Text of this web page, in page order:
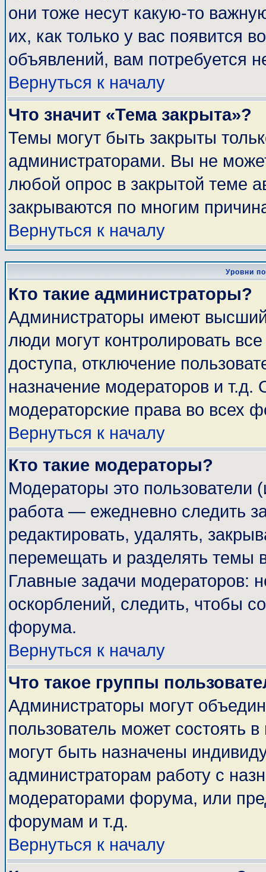
они тоже несут какую-то
их, как только у вас появится
объявлений, вам потребуется
Вернуться к началу
Что значит «Тема закрыта»?
Темы могут быть закрыты
администраторами. Вы не
любой опрос в закрытой теме
закрываются по многим
Вернуться к началу
Уровни
Кто такие администраторы?
Администраторы имеют
люди могут контролировать
доступа, отключение
назначение модераторов и
модераторские права во всех
Вернуться к началу
Кто такие модераторы?
Модераторы это пользователи
работа — ежедневно следить
редактировать, удалять,
перемещать и разделять темы
Главные задачи модераторов:
оскорблений, следить, чтобы
форума.
Вернуться к началу
Что такое группы
Администраторы могут
пользователь может состоять
могут быть назначены
администраторам работу с
модераторами форума, или
форумам и т.д.
Вернуться к началу